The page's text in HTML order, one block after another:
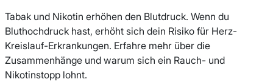
Tabak und Nikotin erhöhen den Blutdruck. Wenn du
Bluthochdruck hast, erhöht sich dein Risiko für Herz-
Kreislauf-Erkrankungen. Erfahre mehr über die
Zusammenhänge und warum sich ein Rauch- und
Nikotinstopp lohnt.